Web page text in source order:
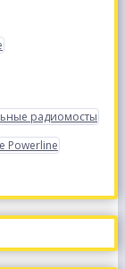
радиомосты
Powerline